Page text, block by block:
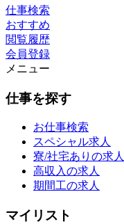
仕事検索
おすすめ
閲覧履歴
会員登録
メニュー
仕事を探す
お仕事検索
スペシャル求人
寮/社宅ありの求人
高収入の求人
期間工の求人
マイリスト